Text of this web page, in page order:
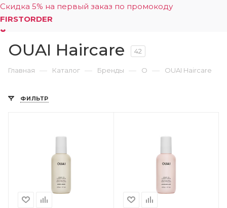
Скидка 5% на первый заказ по промокоду
FIRSTORDER
OUAI Haircare 42
Главная — Каталог — Бренды — O — OUAI Haircare
ФИЛЬТР